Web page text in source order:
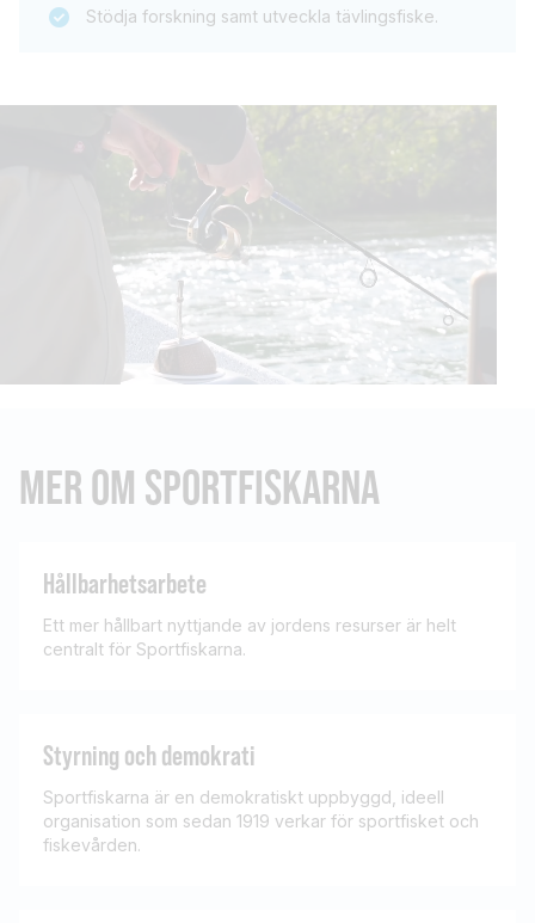
Stödja forskning samt utveckla tävlingsfiske.
MER OM SPORTFISKARNA
Hållbarhetsarbete
Ett mer hållbart nyttjande av jordens resurser är helt
centralt för Sportfiskarna.
Styrning och demokrati
Sportfiskarna är en demokratiskt uppbyggd, ideell
organisation som sedan 1919 verkar för sportfisket och
fiskevården.